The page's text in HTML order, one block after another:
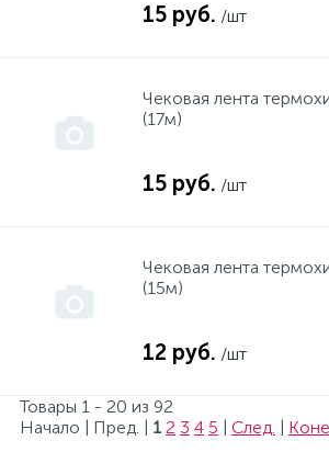
15 руб. /шт
Чековая лента
(17м)
15 руб. /шт
Чековая лента
(15м)
12 руб. /шт
Товары 1 - 20 из 92
Начало | Пред. | 1 2 3 4 5 | След. |
Запчасти - Мелочевка
Инкар